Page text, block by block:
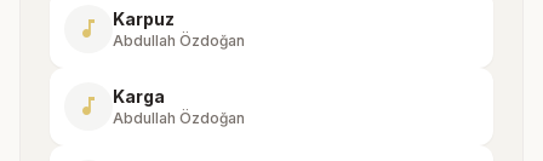
music_note Karpuz
Abdullah Özdoğan
music_note Karga
Abdullah Özdoğan